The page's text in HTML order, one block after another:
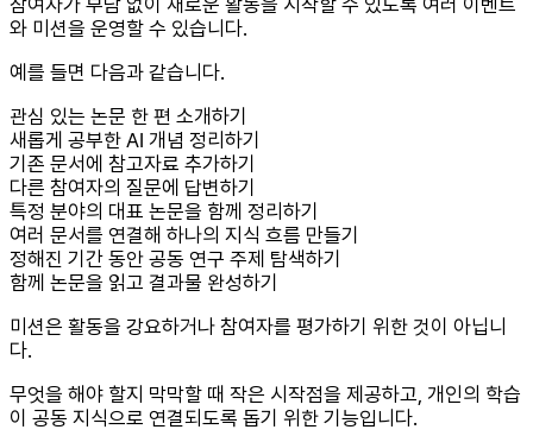
참여자가 부담 없이 새로운 활동을 시작할 수 있도록 여러 이벤트
와 미션을 운영할 수 있습니다.
예를 들면 다음과 같습니다.
관심 있는 논문 한 편 소개하기
새롭게 공부한 AI 개념 정리하기
기존 문서에 참고자료 추가하기
다른 참여자의 질문에 답변하기
특정 분야의 대표 논문을 함께 정리하기
여러 문서를 연결해 하나의 지식 흐름 만들기
정해진 기간 동안 공동 연구 주제 탐색하기
함께 논문을 읽고 결과물 완성하기
미션은 활동을 강요하거나 참여자를 평가하기 위한 것이 아닙니
다.
무엇을 해야 할지 막막할 때 작은 시작점을 제공하고, 개인의 학습
이 공동 지식으로 연결되도록 돕기 위한 기능입니다.